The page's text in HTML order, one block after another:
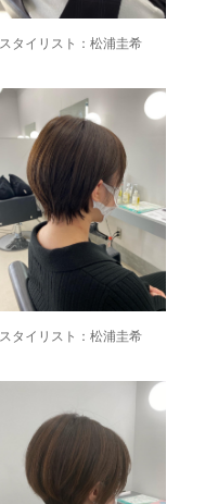
スタイリスト：松浦圭希
スタイリスト：松浦圭希